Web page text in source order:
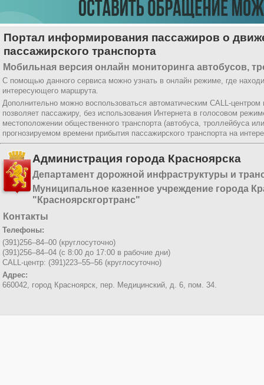
Портал информирования пассажиров о
пассажирского транспорта
Мобильная версия онлайн мониторинга автобусов,
С помощью данного сервиса можно узнать в онлайн режиме, где
интересующего маршрута.
Дополнительно можно воспользоваться автоматическим CALL-
позволяет пассажиру, без использования Интернета в голосовом
местоположении общественного транспорта (автобуса, троллейбуса
прогнозируемом времени прибытия пассажирского транспорта на
Администрация города Красноярска
Департамент дорожной инфраструктуры и
Муниципальное казенное учреждение города
"Красноярскгортранс"
Контакты
Телефоны:
(391)256–84–00 (круглосуточно)
(391)256–84–04 (с 8:00 до 17:00 в рабочие дни)
CALL-центр: (391)223–55–56 (круглосуточно)
Адрес:
660042, город Красноярск, пер. Медицинский, д. 6, пом. 34.